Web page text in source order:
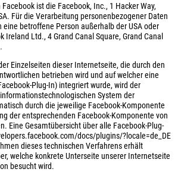
ist die Facebook, Inc., 1 Hacker Way,
Für die Verarbeitung personenbezogener Daten
betroffene Person außerhalb der USA oder
Ireland Ltd., 4 Grand Canal Square, Grand Canal
Einzelseiten dieser Internetseite, die durch den
betrieben wird und auf welcher eine
Plug-In) integriert wurde, wird der
System der
durch die jeweilige Facebook-Komponente
der entsprechenden Facebook-Komponente von
Eine Gesamtübersicht über alle Facebook-Plug-
docs/plugins/?locale=de_DE
dieses technischen Verfahrens erhält
welche konkrete Unterseite unserer Internetseite
besucht wird.